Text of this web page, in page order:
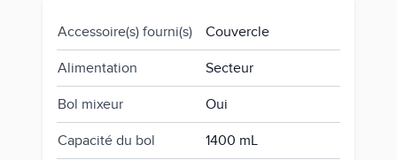
Accessoire(s) fourni(s) Couvercle
Alimentation Secteur
Bol mixeur Oui
Capacité du bol 1400 mL